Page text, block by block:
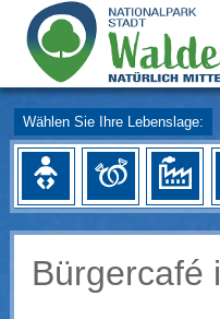
Wählen Sie Ihre Lebenslage:
Bürgercafé